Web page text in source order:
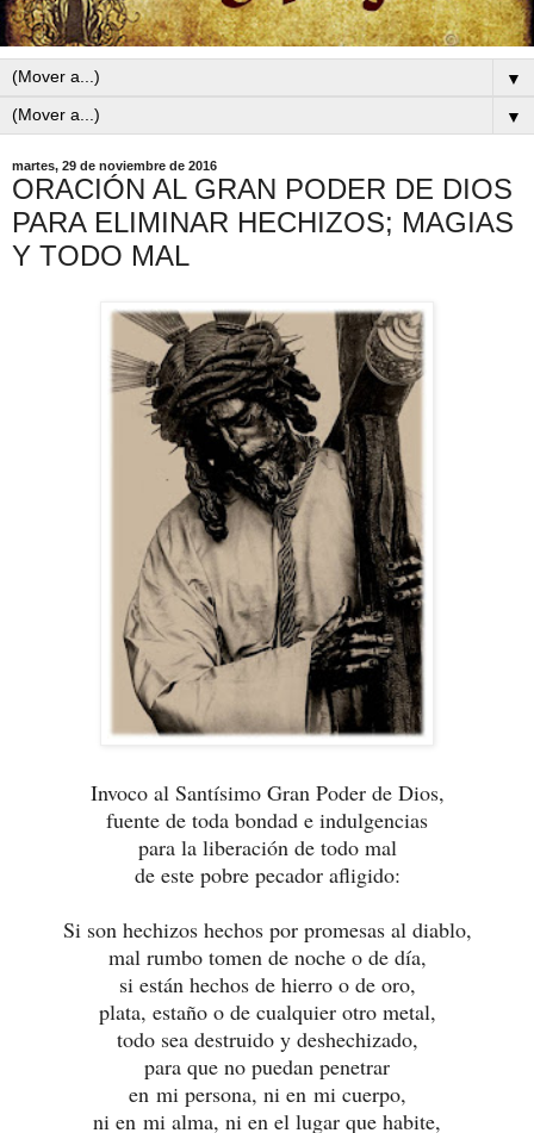
▼
▼
martes, 29 de noviembre de 2016
ORACIÓN AL GRAN PODER DE DIOS
PARA ELIMINAR HECHIZOS; MAGIAS
Y TODO MAL
Invoco al Santísimo Gran Poder de Dios,
fuente de toda bondad e indulgencias
para la liberación de todo mal
de este pobre pecador afligido:
Si son hechizos hechos por promesas al diablo,
mal rumbo tomen de noche o de día,
si están hechos de hierro o de oro,
plata, estaño o de cualquier otro metal,
todo sea destruido y deshechizado,
para que no puedan penetrar
en mi persona, ni en mi cuerpo,
ni en mi alma, ni en el lugar que habite,